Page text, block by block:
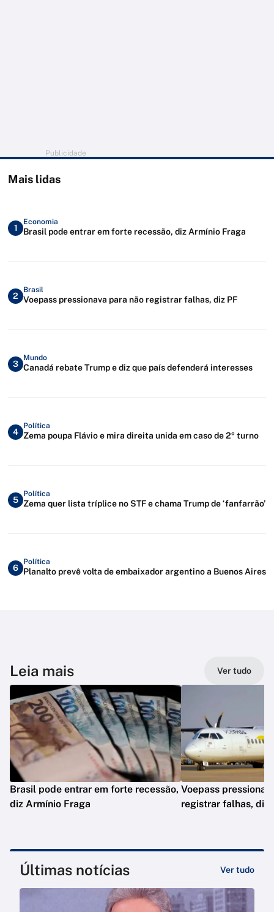
Publicidade
Mais lidas
1
Economia
Brasil pode entrar em forte recessão, diz Armínio Fraga
2
Brasil
Voepass pressionava para não registrar falhas, diz PF
3
Mundo
Canadá rebate Trump e diz que país defenderá interesses
4
Política
Zema poupa Flávio e mira direita unida em caso de 2º turno
5
Política
Zema quer lista tríplice no STF e chama Trump de ‘fanfarrão’
6
Política
Planalto prevê volta de embaixador argentino a Buenos Aires
Leia mais Ver tudo
Brasil pode entrar em forte recessão,
diz Armínio Fraga
Voepass
registrar falhas, diz
Últimas notícias Ver tudo